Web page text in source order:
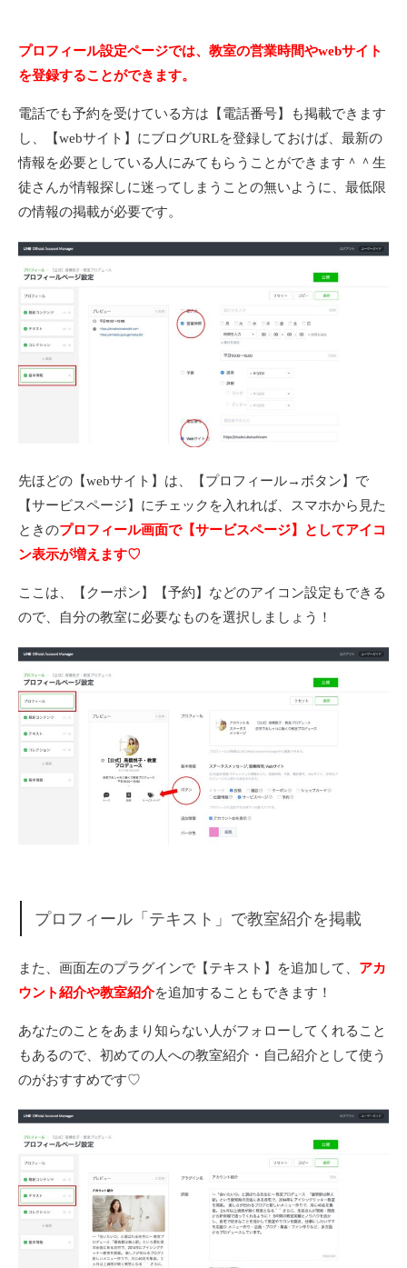
プロフィール設定ページでは、教室の営業時間やwebサイト
を登録することができます。
電話でも予約を受けている方は【電話番号】も掲載できます
し、【webサイト】にブログURLを登録しておけば、最新の
情報を必要としている人にみてもらうことができます＾＾生
徒さんが情報探しに迷ってしまうことの無いように、最低限
の情報の掲載が必要です。
先ほどの【webサイト】は、【プロフィール→ボタン】で
【サービスページ】にチェックを入れれば、スマホから見た
ときのプロフィール画面で【サービスページ】としてアイコ
ン表示が増えます♡
ここは、【クーポン】【予約】などのアイコン設定もできる
ので、自分の教室に必要なものを選択しましょう！
プロフィール「テキスト」で教室紹介を掲載
また、画面左のプラグインで【テキスト】を追加して、 アカ
ウント紹介や教室紹介を追加することもできます！
あなたのことをあまり知らない人がフォローしてくれること
もあるので、初めての人への教室紹介・自己紹介として使う
のがおすすめです♡